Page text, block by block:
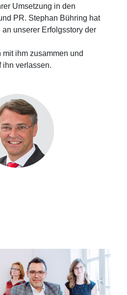
Umsetzung in den
PR. Stephan Bühring hat
unserer Erfolgsstory der
ihm zusammen und
ihn verlassen.